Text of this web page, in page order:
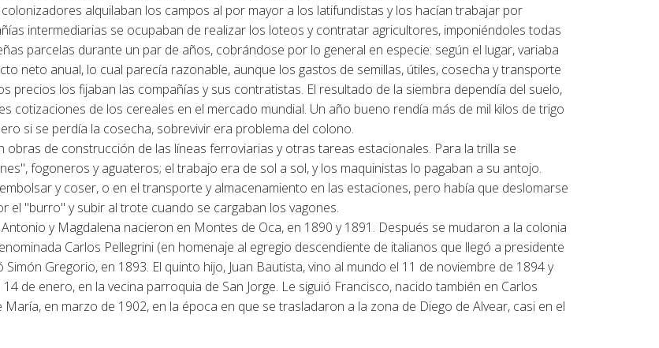
alquilaban los campos al por mayor a los latifundistas y los hacían trabajar por
intermediarias se ocupaban de realizar los loteos y contratar agricultores, imponiéndoles todas
parcelas durante un par de años, cobrándose por lo general en especie: según el lugar, variaba
neto anual, lo cual parecía razonable, aunque los gastos de semillas, útiles, cosecha y transporte
precios los fijaban las compañías y sus contratistas. El resultado de la siembra dependía del suelo,
cotizaciones de los cereales en el mercado mundial. Un año bueno rendía más de mil kilos de trigo
si se perdía la cosecha, sobrevivir era problema del colono.
de construcción de las líneas ferroviarias y otras tareas estacionales. Para la trilla se
fogoneros y aguateros; el trabajo era de sol a sol, y los maquinistas lo pagaban a su antojo.
y coser, o en el transporte y almacenamiento en las estaciones, pero había que deslomarse
el "burro" y subir al trote cuando se cargaban los vagones.
Antonio y Magdalena nacieron en Montes de Oca, en 1890 y 1891. Después se mudaron a la colonia
Carlos Pellegrini (en homenaje al egregio descendiente de italianos que llegó a presidente
Simón Gregorio, en 1893. El quinto hijo, Juan Bautista, vino al mundo el 11 de noviembre de 1894 y
de enero, en la vecina parroquia de San Jorge. Le siguió Francisco, nacido también en Carlos
María, en marzo de 1902, en la época en que se trasladaron a la zona de Diego de Alvear, casi en el